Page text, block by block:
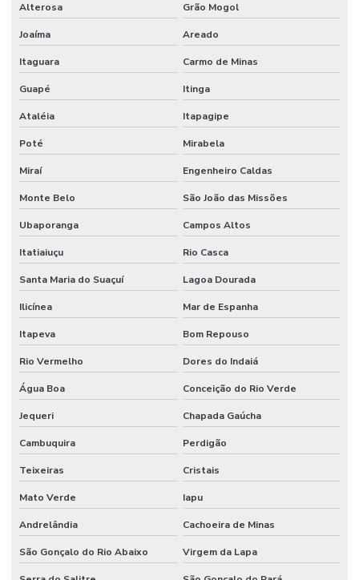
Alterosa Grão Mogol
Joaíma Areado
Itaguara Carmo de Minas
Guapé Itinga
Ataléia Itapagipe
Poté Mirabela
Miraí Engenheiro Caldas
Monte Belo São João das Missões
Ubaporanga Campos Altos
Itatiaiuçu Rio Casca
Santa Maria do Suaçuí Lagoa Dourada
Ilicínea Mar de Espanha
Itapeva Bom Repouso
Rio Vermelho Dores do Indaiá
Água Boa Conceição do Rio Verde
Jequeri Chapada Gaúcha
Cambuquira Perdigão
Teixeiras Cristais
Mato Verde Iapu
Andrelândia Cachoeira de Minas
São Gonçalo do Rio Abaixo Virgem da Lapa